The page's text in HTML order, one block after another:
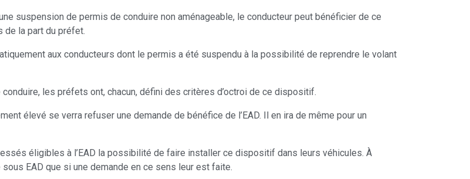
suspension de permis de conduire non aménageable, le conducteur peut bénéficier de ce
de la part du préfet.
aux conducteurs dont le permis a été suspendu à la possibilité de reprendre le volant
les préfets ont, chacun, défini des critères d’octroi de ce dispositif.
élevé se verra refuser une demande de bénéfice de l’EAD. Il en ira de même pour un
éligibles à l’EAD la possibilité de faire installer ce dispositif dans leurs véhicules. À
EAD que si une demande en ce sens leur est faite.